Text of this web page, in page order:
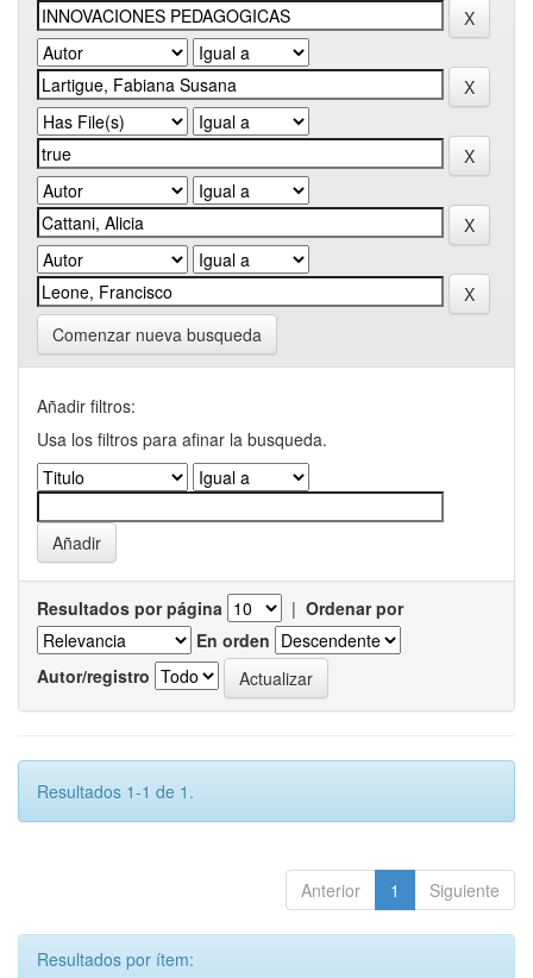
Comenzar nueva busqueda
Añadir filtros:
Usa los filtros para afinar la busqueda.
Resultados por página | Ordenar por
En orden
Autor/registro
Resultados 1-1 de 1.
Anterior 1 Siguiente
Resultados por ítem: